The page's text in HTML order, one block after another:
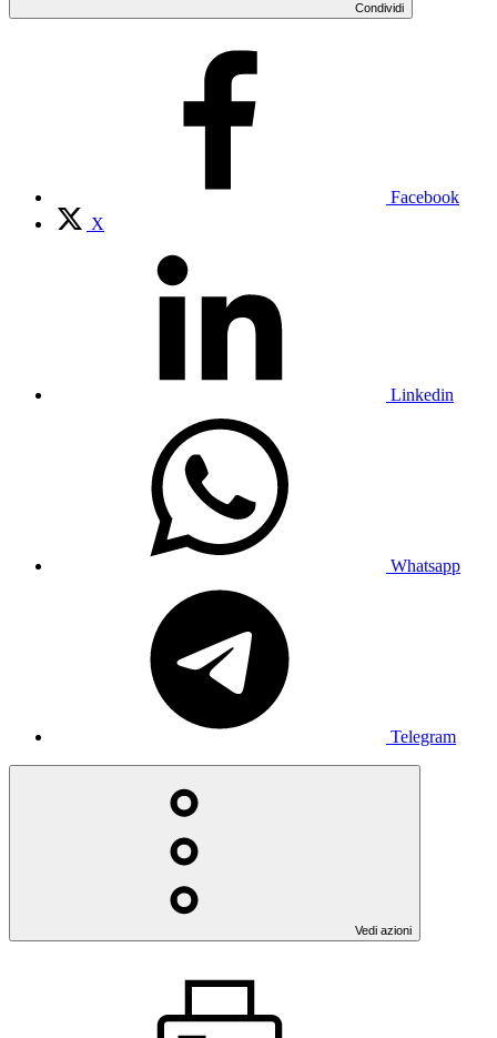
Condividi
Facebook
X
Linkedin
Whatsapp
Telegram
Vedi azioni